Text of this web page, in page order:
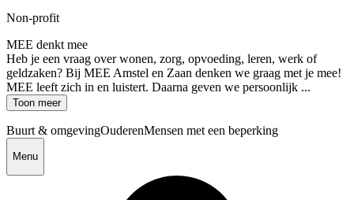
Non-profit
MEE denkt mee
Heb je een vraag over wonen, zorg, opvoeding, leren, werk of
geldzaken? Bij MEE Amstel en Zaan denken we graag met je mee!
MEE leeft zich in en luistert. Daarna geven we persoonlijk ...
Toon meer
Buurt & omgevingOuderenMensen met een beperking
Menu